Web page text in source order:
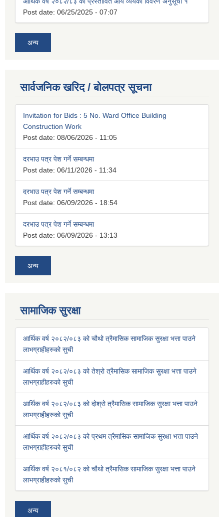
Post date: 06/25/2025 - 07:07
अन्य
सार्वजनिक खरिद / बोलपत्र सूचना
Invitation for Bids : 5 No. Ward Office Building
Construction Work
Post date: 08/06/2026 - 11:05
दरभाउ पत्र पेश गर्ने सम्बन्धमा
Post date: 06/11/2026 - 11:34
दरभाउ पत्र पेश गर्ने सम्बन्धमा
Post date: 06/09/2026 - 18:54
दरभाउ पत्र पेश गर्ने सम्बन्धमा
Post date: 06/09/2026 - 13:13
अन्य
सामाजिक सुरक्षा
आर्थिक वर्ष २०८२/०८३ को चौथो त्रैमासिक सामाजिक सुरक्षा भत्ता पाउने
लाभग्राहीहरुको सुची
आर्थिक वर्ष २०८२/०८३ को तेश्रो त्रैमासिक सामाजिक सुरक्षा भत्ता पाउने
लाभग्राहीहरुको सुची
आर्थिक वर्ष २०८२/०८३ को दोश्रो त्रैमासिक सामाजिक सुरक्षा भत्ता पाउने
लाभग्राहीहरुको सुची
आर्थिक वर्ष २०८२/०८३ को प्रथम त्रैमासिक सामाजिक सुरक्षा भत्ता पाउने
लाभग्राहीहरुको सुची
आर्थिक वर्ष २०८१/०८२ को चौथो त्रैमासिक सामाजिक सुरक्षा भत्ता पाउने
लाभग्राहीहरुको सुची
अन्य